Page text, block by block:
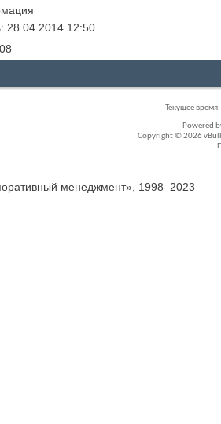
28.04.2014 12:50
Текущее время:
Powered
Copyright © 2026
менеджмент», 1998–2023